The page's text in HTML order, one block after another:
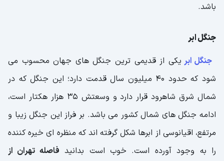
باشد.
جنگل ابر
جنگل ابر یکی از قدیمی ترین جنگل های جهان محسوب می
شود که حدود 40 میلیون سال قدمت دارد؛ این جنگل که در
شمال شرق شاهرود قرار دارد و وسعتش 35 هزار هکتار است،
ادامه جنگل های شمال کشور می باشد. بر فراز این جنگل زیبا و
مرتفع، اقیانوسی از ابرها شکل گرفته اند که منظره ای خیره کننده
را به وجود آورده است. خوب است بدانید فاصله تهران از